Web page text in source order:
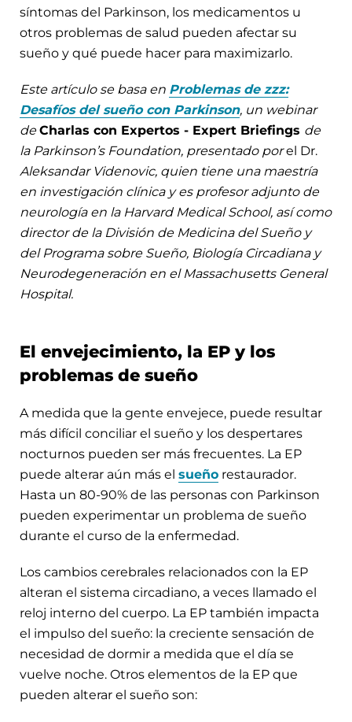
síntomas del Parkinson, los medicamentos u
otros problemas de salud pueden afectar su
sueño y qué puede hacer para maximizarlo.
Este artículo se basa en Problemas de zzz:
Desafíos del sueño con Parkinson, un webinar
deCharlas con Expertos - Expert Briefings de
la Parkinson’s Foundation, presentado porel Dr.
Aleksandar Videnovic, quien tiene una maestría
en investigación clínica y es profesor adjunto de
neurología en la Harvard Medical School, así como
director de la División de Medicina del Sueño y
del Programa sobre Sueño, Biología Circadiana y
Neurodegeneración en el Massachusetts General
Hospital.
El envejecimiento, la EP y los
problemas de sueño
A medida que la gente envejece, puede resultar
más difícil conciliar el sueño y los despertares
nocturnos pueden ser más frecuentes. La EP
puede alterar aún más el sueño restaurador.
Hasta un 80-90% de las personas con Parkinson
pueden experimentar un problema de sueño
durante el curso de la enfermedad.
Los cambios cerebrales relacionados con la EP
alteran el sistema circadiano, a veces llamado el
reloj interno del cuerpo. La EP también impacta
el impulso del sueño: la creciente sensación de
necesidad de dormir a medida que el día se
vuelve noche. Otros elementos de la EP que
pueden alterar el sueño son: